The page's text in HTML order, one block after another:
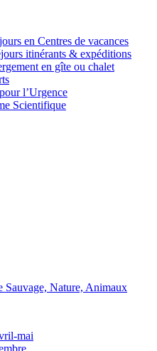
en Centres de vacances
itinérants & expéditions
en gîte ou chalet
l’Urgence
Scientifique
Sauvage, Nature, Animaux
mai